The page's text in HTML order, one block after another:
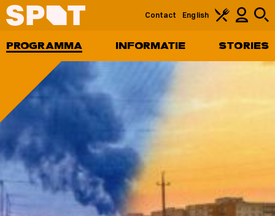
PROGRAMMA INFORMATIE STORIES
Contact English